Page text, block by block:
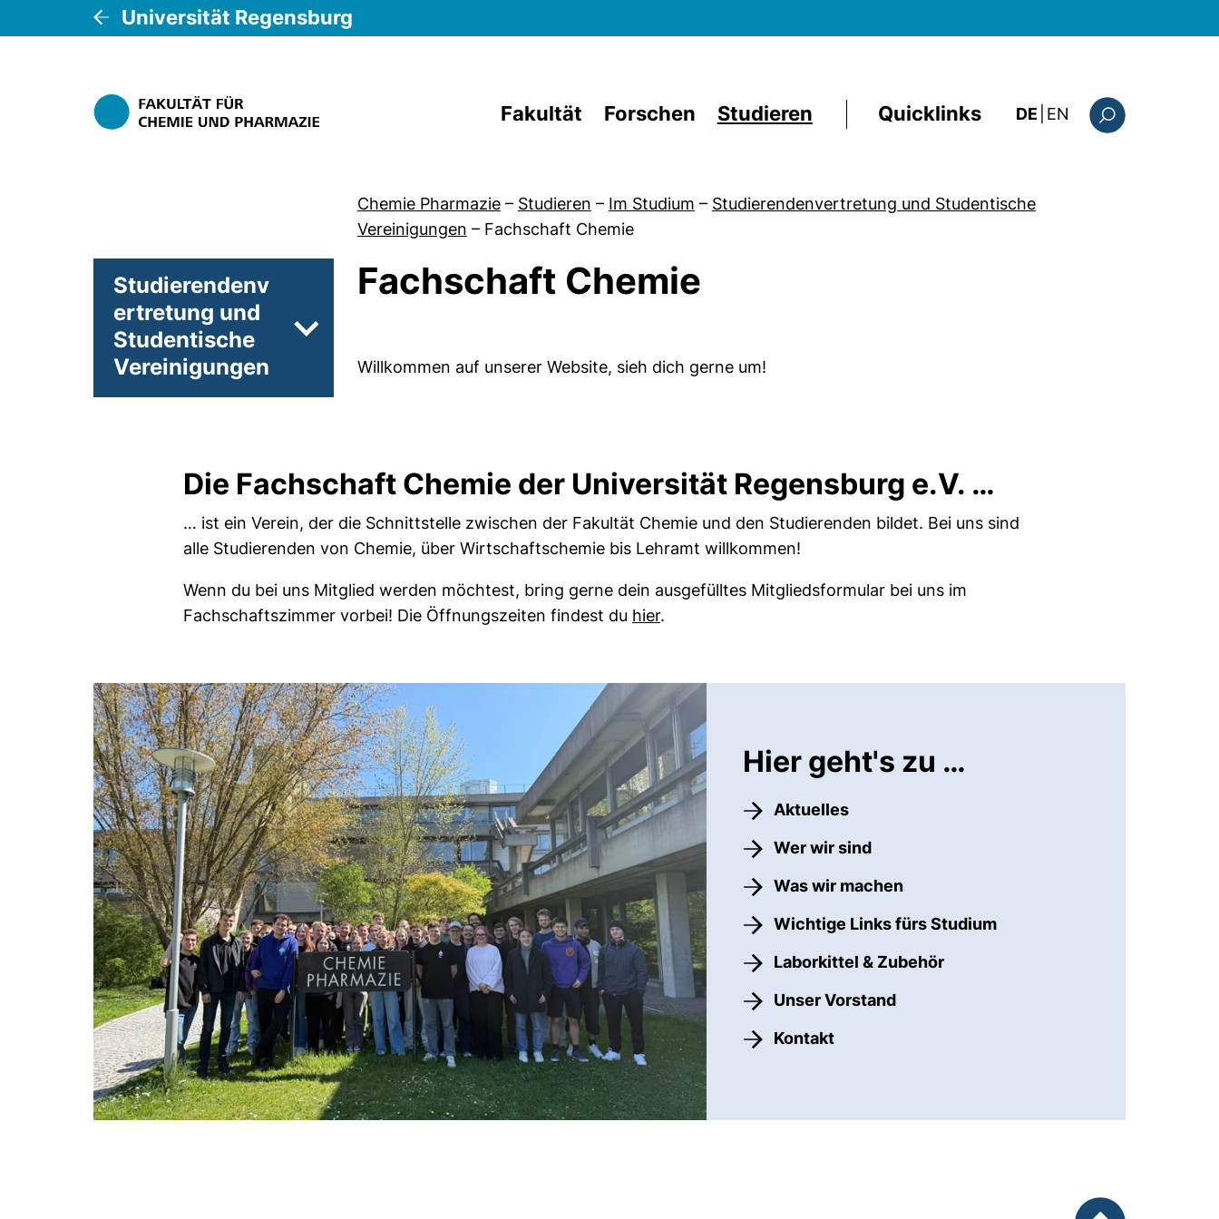
Universität Regensburg
Fakultät Forschen Studieren Quicklinks DE EN : this page in
Chemie Pharmazie – Studieren – Im Studium – Studierendenvertretung und Studentische
Vereinigungen – Fachschaft Chemie
Studierendenv
ertretung und
Studentische
Vereinigungen
Unterseiten von Fachschaft Chemie
Fachschaft Chemie
Willkommen auf unserer Website, sieh dich gerne um!
Die Fachschaft Chemie der Universität Regensburg e.V. …
… ist ein Verein, der die Schnittstelle zwischen der Fakultät Chemie und den Studierenden bildet. Bei uns sind
alle Studierenden von Chemie, über Wirtschaftschemie bis Lehramt willkommen!
Wenn du bei uns Mitglied werden möchtest, bring gerne dein ausgefülltes Mitgliedsformular bei uns im
Fachschaftszimmer vorbei! Die Öffnungszeiten findest du hier.
Hier geht's zu …
Aktuelles
Wer wir sind
Was wir machen
Wichtige Links fürs Studium
Laborkittel & Zubehör
Unser Vorstand
Kontakt